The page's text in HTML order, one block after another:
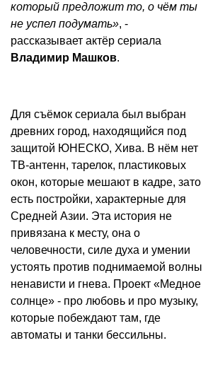
который предложит то, о чём ты
не успел подумать», -
рассказывает актёр сериала
Владимир Машков.
Для съёмок сериала был выбран
древних город, находящийся под
защитой ЮНЕСКО, Хива. В нём нет
ТВ-антенн, тарелок, пластиковых
окон, которые мешают в кадре, зато
есть постройки, характерные для
Средней Азии. Эта история не
привязана к месту, она о
человечности, силе духа и умении
устоять против поднимаемой волны
ненависти и гнева. Проект «Медное
солнце» - про любовь и про музыку,
которые побеждают там, где
автоматы и танки бессильны.